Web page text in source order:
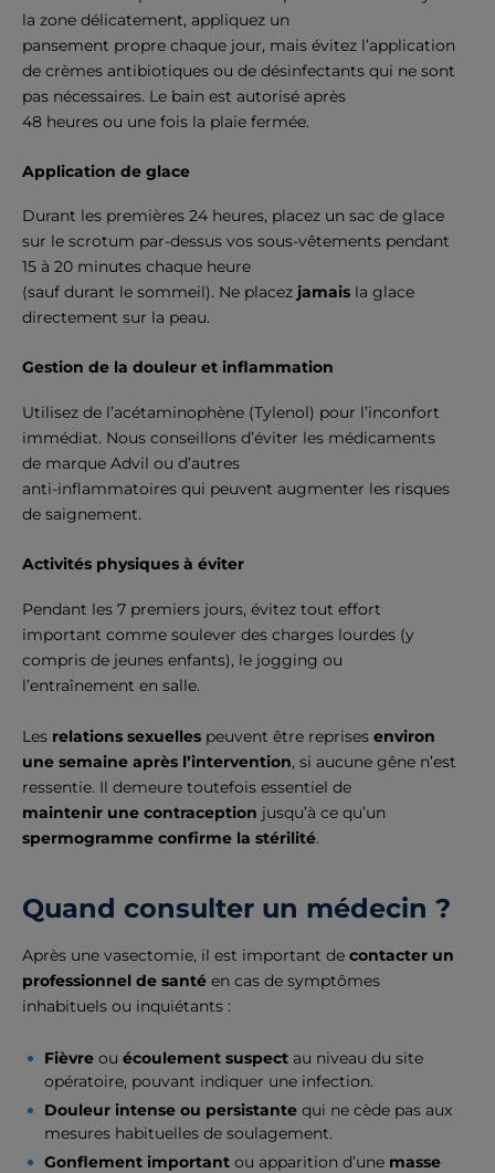
la zone délicatement, appliquez un
pansement propre chaque jour, mais évitez l’application
de crèmes antibiotiques ou de désinfectants qui ne sont
pas nécessaires. Le bain est autorisé après
48 heures ou une fois la plaie fermée.
Application de glace
Durant les premières 24 heures, placez un sac de glace
sur le scrotum par-dessus vos sous-vêtements pendant
15 à 20 minutes chaque heure
(sauf durant le sommeil). Ne placez jamais la glace
directement sur la peau.
Gestion de la douleur et inflammation
Utilisez de l’acétaminophène (Tylenol) pour l’inconfort
immédiat. Nous conseillons d’éviter les médicaments
de marque Advil ou d’autres
anti-inflammatoires qui peuvent augmenter les risques
de saignement.
Activités physiques à éviter
Pendant les 7 premiers jours, évitez tout effort
important comme soulever des charges lourdes (y
compris de jeunes enfants), le jogging ou
l’entraînement en salle.
Les relations sexuelles peuvent être reprises environ
une semaine après l’intervention, si aucune gêne n’est
ressentie. Il demeure toutefois essentiel de
maintenir une contraception jusqu’à ce qu’un
spermogramme confirme la stérilité.
Quand consulter un médecin ?
Après une vasectomie, il est important de contacter un
professionnel de santé en cas de symptômes
inhabituels ou inquiétants :
Fièvre ou écoulement suspect au niveau du site
opératoire, pouvant indiquer une infection.
Douleur intense ou persistante qui ne cède pas aux
mesures habituelles de soulagement.
Gonflement important ou apparition d’une masse